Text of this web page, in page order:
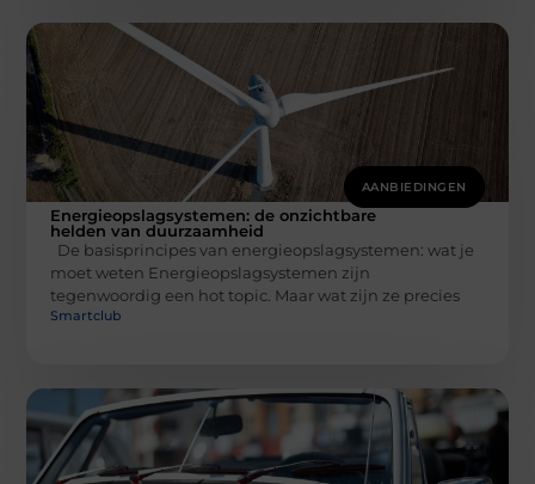
AANBIEDINGEN
Energieopslagsystemen: de onzichtbare
helden van duurzaamheid
De basisprincipes van energieopslagsystemen: wat je
moet weten Energieopslagsystemen zijn
tegenwoordig een hot topic. Maar wat zijn ze precies
Smartclub